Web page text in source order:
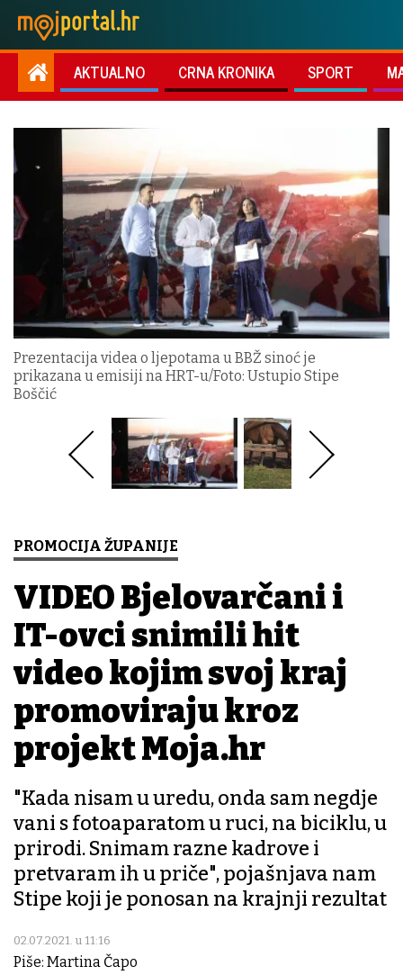
AKTUALNO CRNA KRONIKA SPORT
Prezentacija videa o ljepotama u BBŽ sinoć je
prikazana u emisiji na HRT-u/Foto: Ustupio Stipe
Boščić
PROMOCIJA ŽUPANIJE
VIDEO Bjelovarčani i
IT-ovci snimili hit
video kojim svoj kraj
promoviraju kroz
projekt Moja.hr
"Kada nisam u uredu, onda sam negdje
vani s fotoaparatom u ruci, na biciklu, u
prirodi. Snimam razne kadrove i
pretvaram ih u priče", pojašnjava nam
Stipe koji je ponosan na krajnji rezultat
02.07.2021. u 11:16
Piše: Martina Čapo